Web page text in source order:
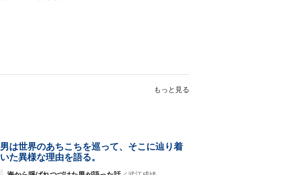
もっと見る
男は世界のあちこちを巡って、そこに辿り着
いた異様な理由を語る。